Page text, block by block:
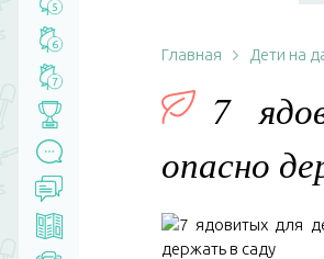
5
6
7
Главная Дети на
7
опасно